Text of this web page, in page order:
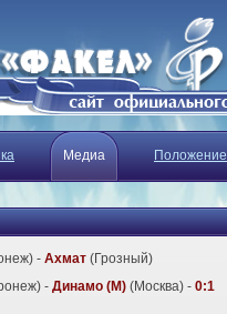
Медиа Положение
- Ахмат (Грозный)
- Динамо (М) (Москва) - 0:1